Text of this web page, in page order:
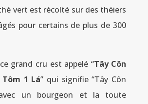
vert est récolté sur des théiers
pour certains de plus de 300
grand cru est appelé “Tây Côn
Tôm 1 Lá” qui signifie “Tây Côn
un bourgeon et la toute